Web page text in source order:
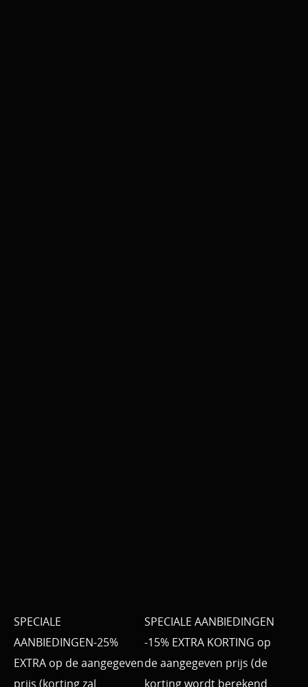
SPECIALE
AANBIEDINGEN-25%
EXTRA op de aangegeven
prijs (korting zal
SPECIALE AANBIEDINGEN
-15% EXTRA KORTING op
de aangegeven prijs (de
korting wordt berekend